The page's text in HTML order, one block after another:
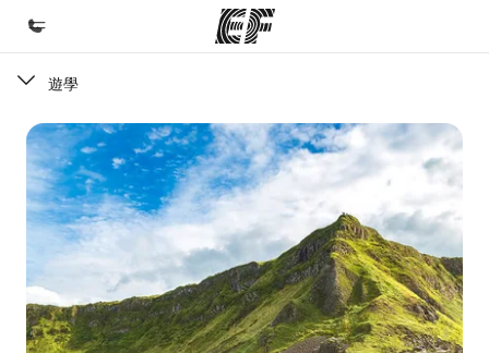
歡迎來到EF
課程
查看所有EF提供的課程
辦公室
查找您附近的辦公室
關於我們
遊學